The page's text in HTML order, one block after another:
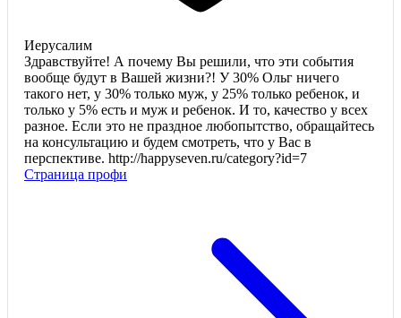
Иерусалим
Здравствуйте! А почему Вы решили, что эти события
вообще будут в Вашей жизни?! У 30% Ольг ничего
такого нет, у 30% только муж, у 25% только ребенок, и
только у 5% есть и муж и ребенок. И то, качество у всех
разное. Если это не праздное любопытство, обращайтесь
на консультацию и будем смотреть, что у Вас в
перспективе. http://happyseven.ru/category?id=7
Страница профи